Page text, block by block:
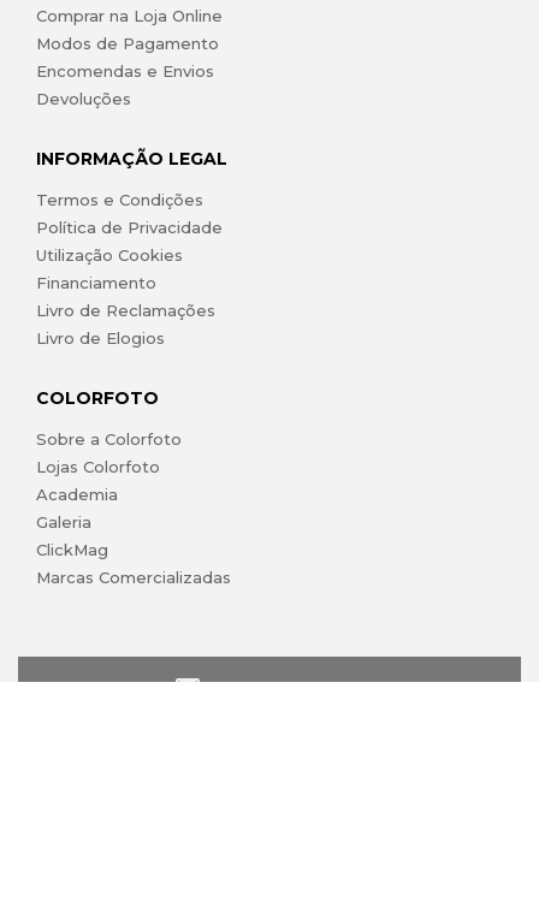
Comprar na Loja Online
Modos de Pagamento
Encomendas e Envios
Devoluções
INFORMAÇÃO LEGAL
Termos e Condições
Política de Privacidade
Utilização Cookies
Financiamento
Livro de Reclamações
Livro de Elogios
COLORFOTO
Sobre a Colorfoto
Lojas Colorfoto
Academia
Galeria
ClickMag
Marcas Comercializadas
lojaonline@colorfoto.pt